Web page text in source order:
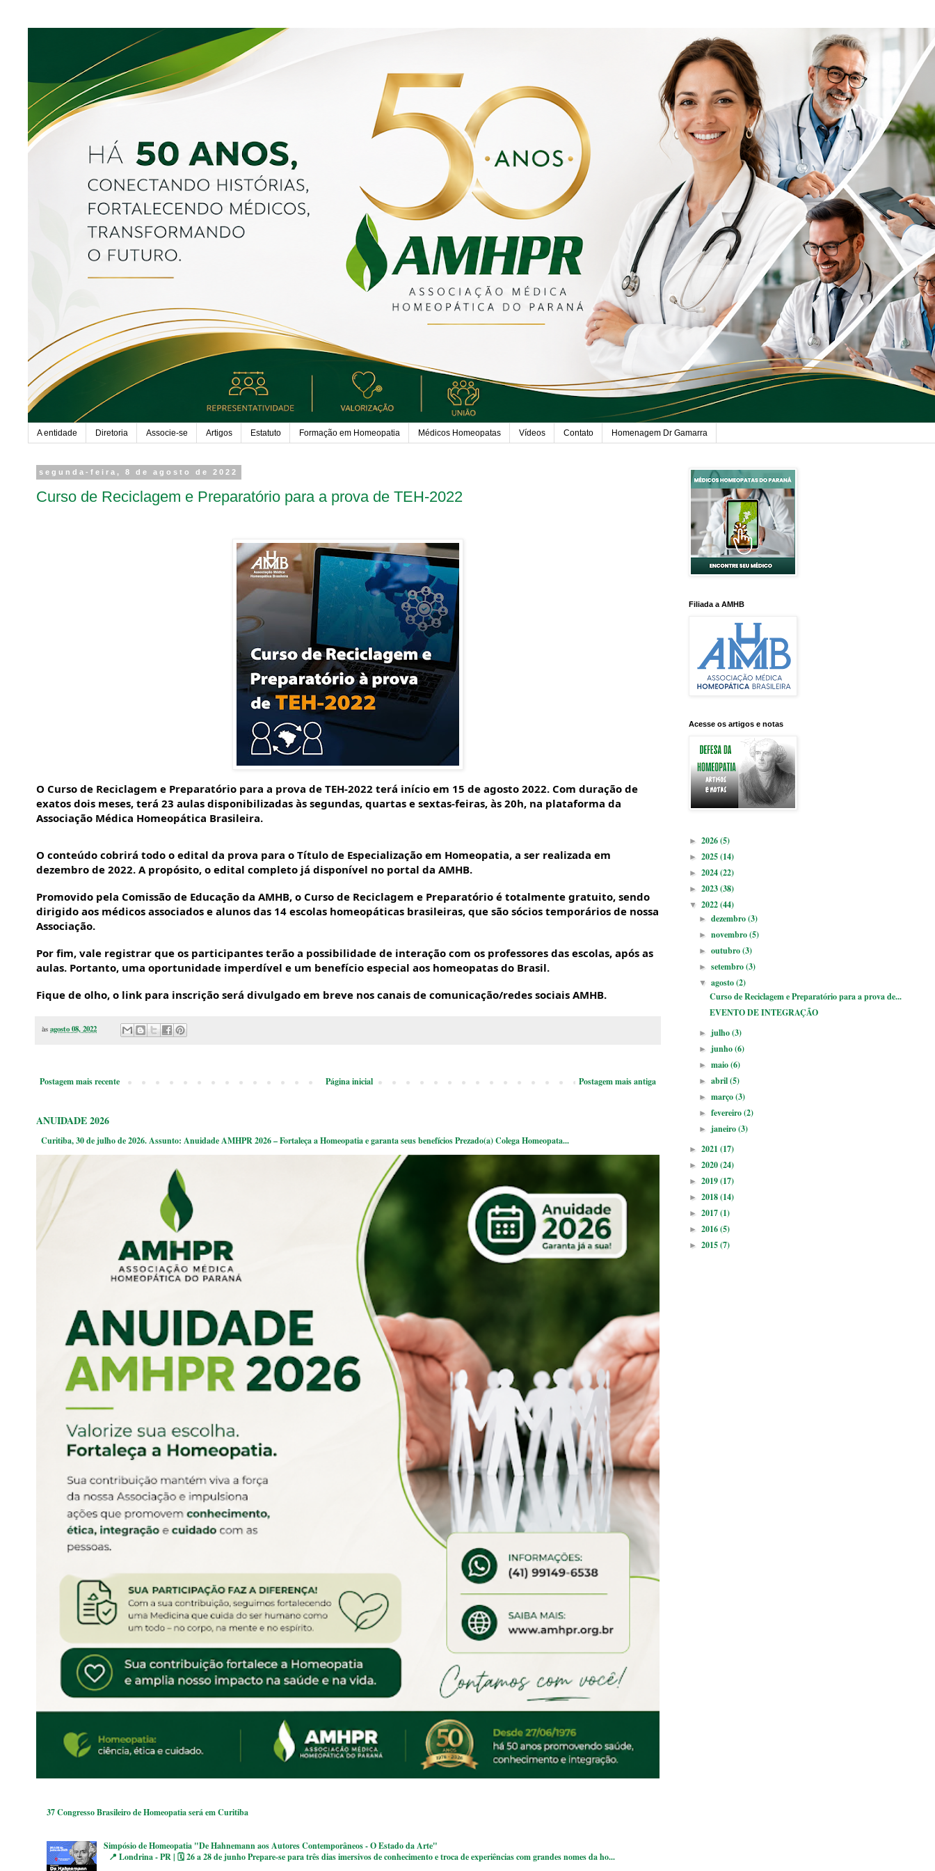
A entidade Diretoria Associe-se Artigos Estatuto Formação em Homeopatia Médicos Homeopatas Vídeos Contato Homenagem Dr Gamarra
segunda-feira, 8 de agosto de 2022
Curso de Reciclagem e Preparatório para a prova de TEH-2022
O Curso de Reciclagem e Preparatório para a prova de TEH-2022 terá início em 15 de agosto 2022. Com duração de
exatos dois meses, terá 23 aulas disponibilizadas às segundas, quartas e sextas-feiras, às 20h, na plataforma da
Associação Médica Homeopática Brasileira.
O conteúdo cobrirá todo o edital da prova para o Título de Especialização em Homeopatia, a ser realizada em
dezembro de 2022. A propósito, o edital completo já disponível no portal da AMHB.
Promovido pela Comissão de Educação da AMHB, o Curso de Reciclagem e Preparatório é totalmente gratuito, sendo
dirigido aos médicos associados e alunos das 14 escolas homeopáticas brasileiras, que são sócios temporários de nossa
Associação.
Por fim, vale registrar que os participantes terão a possibilidade de interação com os professores das escolas, após as
aulas. Portanto, uma oportunidade imperdível e um benefício especial aos homeopatas do Brasil.
Fique de olho, o link para inscrição será divulgado em breve nos canais de comunicação/redes sociais AMHB.
àsagosto 08, 2022
Postagem mais recente Postagem mais antiga
Página inicial
ANUIDADE 2026
Curitiba, 30 de julho de 2026. Assunto: Anuidade AMHPR 2026 – Fortaleça a Homeopatia e garanta seus benefícios Prezado(a) Colega Homeopata...
37 Congresso Brasileiro de Homeopatia será em Curitiba
Simpósio de Homeopatia "De Hahnemann aos Autores Contemporâneos - O Estado da Arte"
📍 Londrina - PR | 🗓 26 a 28 de junho Prepare-se para três dias imersivos de conhecimento e troca de experiências com grandes nomes da ho...
Filiada a AMHB
Acesse os artigos e notas
► 2026(5)
► 2025(14)
► 2024(22)
► 2023(38)
▼ 2022(44)
►dezembro(3)
►novembro(5)
►outubro(3)
►setembro(3)
▼agosto(2)
Curso de Reciclagem e Preparatório para a prova de...
EVENTO DE INTEGRAÇÃO
►julho(3)
►junho(6)
►maio(6)
►abril(5)
►março(3)
►fevereiro(2)
►janeiro(3)
► 2021 (17)
► 2020(24)
► 2019(17)
► 2018(14)
► 2017(1)
► 2016(5)
► 2015(7)